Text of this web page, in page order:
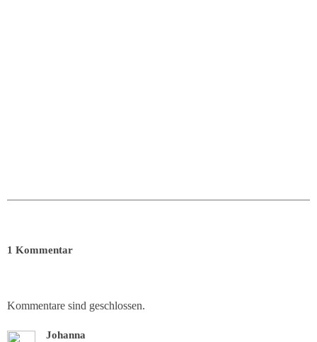
1 Kommentar
Kommentare sind geschlossen.
Johanna